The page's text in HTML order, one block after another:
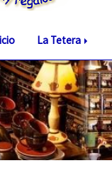
La Tetera